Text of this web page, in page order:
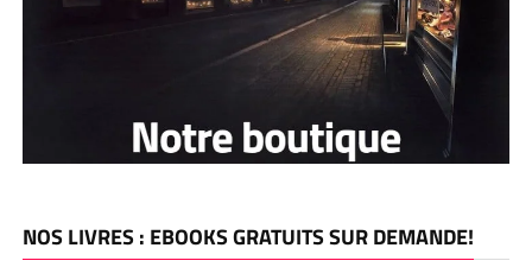
NOS LIVRES : EBOOKS GRATUITS SUR DEMANDE!